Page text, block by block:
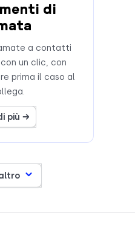
di
a contatti
un clic, con
prima il caso al
più →